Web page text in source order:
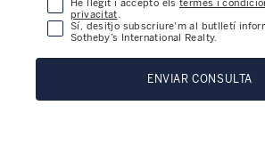
He llegit i accepto els termes i
privacitat.
Sí, desitjo subscriure'm al butlletí
Sotheby’s International Realty.
ENVIAR CONSULTA